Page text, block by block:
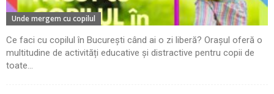
Unde mergem cu copilul
Ce faci cu copilul în București când ai o zi liberă? Orașul oferă o
multitudine de activități educative și distractive pentru copii de
toate...